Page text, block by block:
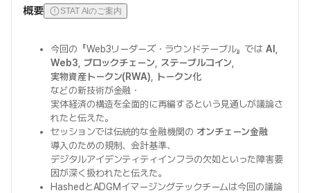
概要 STAT AIのご案内
今回の『Web3リーダーズ・ラウンドテーブル』ではAI
Web3 ブロックチェーン ステーブルコイン
実物資産トークン(RWA)
トークン化
などの新技術が金融・
実体経済の構造を全面的に再編するという見通しが議論さ
れたと伝えた。
セッションでは伝統的な金融機関の オンチェーン金融
導入のための規制、会計基準、
デジタルアイデンティティインフラの欠如といった障害要
因が深く扱われたと伝えた。
HashedとADGMイマージングテックチームは今回の議論